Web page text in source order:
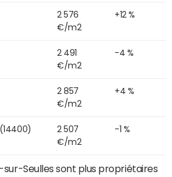
2 576
€/m2
+12 %
2 491
€/m2
-4 %
2 857
€/m2
+4 %
(14400)
2 507
€/m2
-1 %
sur-Seulles sont plus propriétaires